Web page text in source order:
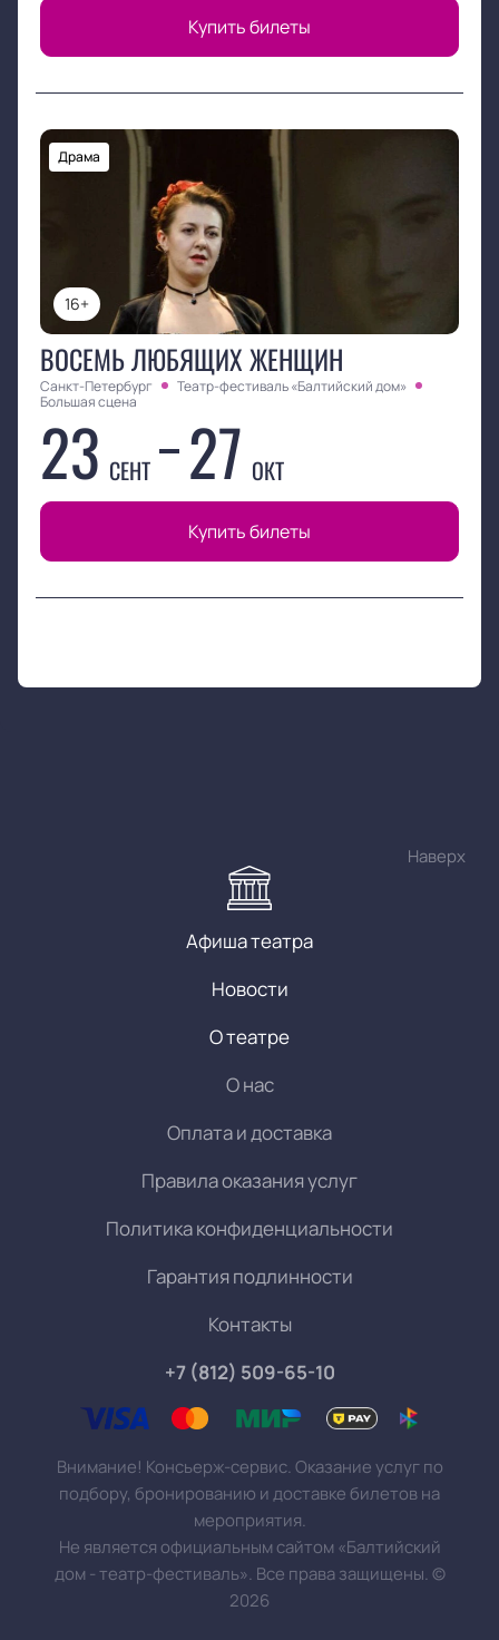
Купить билеты
16+
Драма
ВОСЕМЬ ЛЮБЯЩИХ ЖЕНЩИН
Санкт-Петербург
Театр-фестиваль «Балтийский дом»
Большая сцена
23 СЕНТ 27 ОКТ
Купить билеты
Наверх
Афиша театра
Новости
О театре
О нас
Оплата и доставка
Правила оказания услуг
Политика конфиденциальности
Гарантия подлинности
Контакты
+7 (812) 509-65-10
Внимание! Консьерж-сервис. Оказание услуг по
подбору, бронированию и доставке билетов на
мероприятия.
Не является официальным сайтом «Балтийский
дом - театр-фестиваль». Все права защищены.©
2026